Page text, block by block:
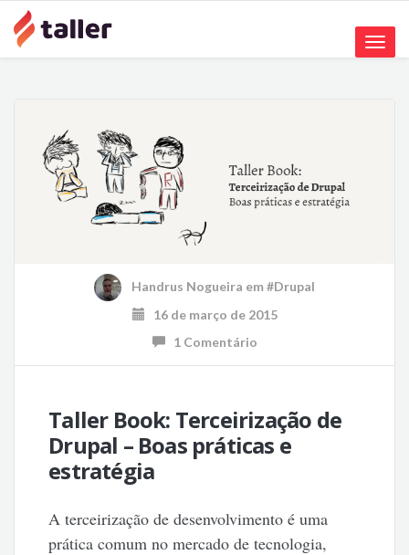
Toggle
Handrus Nogueira em #Drupal
16 de março de 2015
1 Comentário
Taller Book: Terceirização de
Drupal – Boas práticas e
estratégia
A terceirização de desenvolvimento é uma
prática comum no mercado de tecnologia,